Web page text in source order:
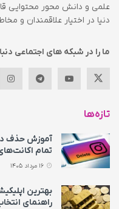
علمی و دانش محور محتوایی
دنیا در اختیار علاقمندان و
ما را در شبکه های اجتماعی
تازه‌ها
آموزش حذف
تمام
بهترین
راهنمای